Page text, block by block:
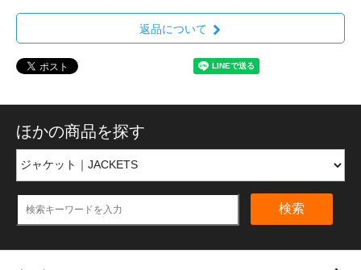
返品について
ほかの商品を探す
検索